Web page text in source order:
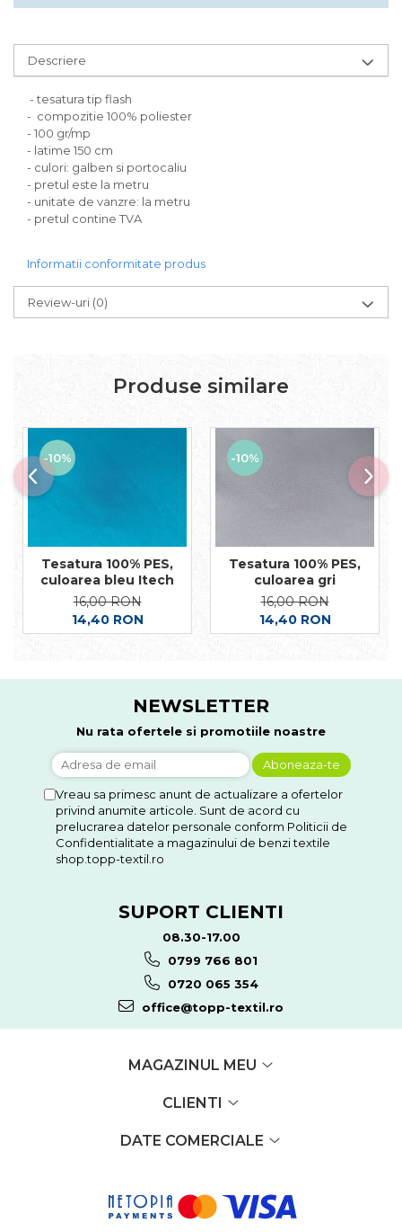
Descriere
- tesatura tip flash
- compozitie 100% poliester
- 100 gr/mp
- latime 150 cm
- culori: galben si portocaliu
- pretul este la metru
- unitate de vanzre: la metru
- pretul contine TVA
Informatii conformitate produs
Review-uri (0)
Produse similare
-10%
Tesatura 100% PES,
culoarea bleu Itech
16,00 RON
14,40 RON
-10%
Tesatura 100% PES,
culoarea gri
16,00 RON
14,40 RON
NEWSLETTER
Nu rata ofertele si promotiile noastre
Vreau sa primesc anunt de actualizare a ofertelor
privind anumite articole. Sunt de acord cu
prelucrarea datelor personale conform Politicii de
Confidentialitate a magazinului de benzi textile
shop.topp-textil.ro
SUPORT CLIENTI
08.30-17.00
0799 766 801
0720 065 354
office@topp-textil.ro
MAGAZINUL MEU
CLIENTI
DATE COMERCIALE